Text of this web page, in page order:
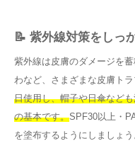
📝 紫外線対策をしっ
紫外線は皮膚のダメージを
わなど、さまざまな皮膚トラ
日使用し、帽子や日傘など
の基本です。SPF30以上・
を塗布するようにしましょう